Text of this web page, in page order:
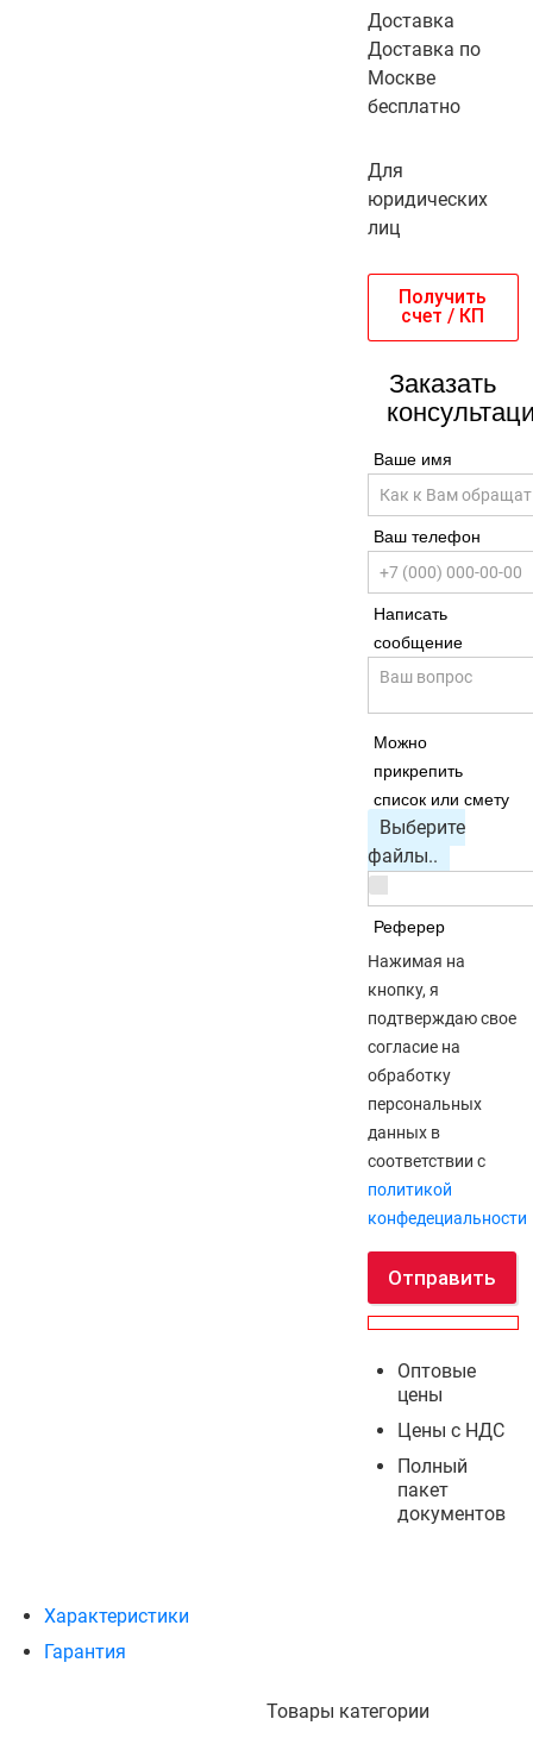
Доставка
Доставка по
Москве
бесплатно
Для
юридических
лиц
Получить
счет / КП
Заказать
Ваше имя
Ваш телефон
Написать
сообщение
Можно
прикрепить
список или смету
Выберите
файлы..
Реферер
Нажимая на
кнопку, я
подтверждаю свое
согласие на
обработку
персональных
данных в
соответствии с
политикой
конфедециальности
Отправить
Оптовые
цены
Цены с НДС
Полный
пакет
документов
Характеристики
Гарантия
Товары категории